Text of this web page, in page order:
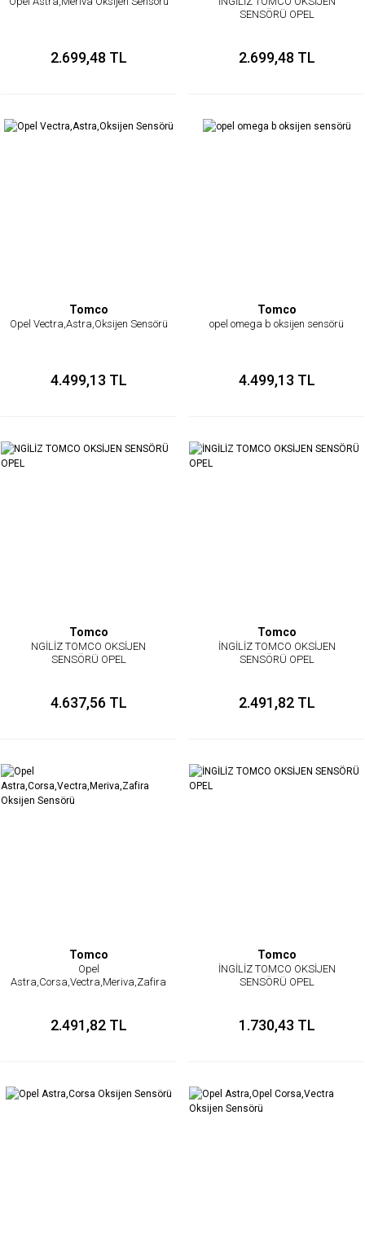
2.699,48 TL
SENSÖRÜ OPEL
2.699,48 TL
Tomco
Opel Vectra,Astra,Oksijen Sensörü
4.499,13 TL
Tomco
opel omega b oksijen sensörü
4.499,13 TL
Tomco
NGİLİZ TOMCO OKSİJEN
SENSÖRÜ OPEL
4.637,56 TL
Tomco
İNGİLİZ TOMCO OKSİJEN
SENSÖRÜ OPEL
2.491,82 TL
Tomco
Opel
Astra,Corsa,Vectra,Meriva,Zafira
2.491,82 TL
Tomco
İNGİLİZ TOMCO OKSİJEN
SENSÖRÜ OPEL
1.730,43 TL